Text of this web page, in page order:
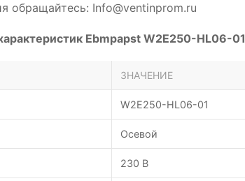
обращайтесь: Info@ventinprom.ru
Ebmpapst W2E250-HL06-01
ЗНАЧЕНИЕ
W2E250-HL06-01
Осевой
230 В